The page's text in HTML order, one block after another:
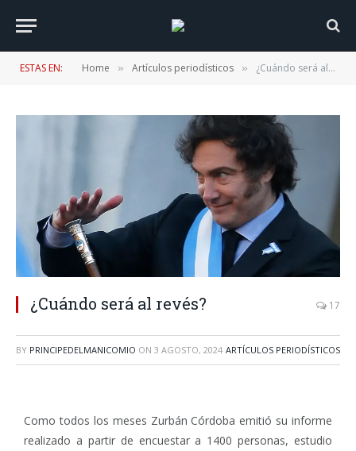
ESTAS EN: Home » Artículos periodísticos » ¿Cuándo será al revés?
¿Cuándo será al revés? 17
BY PRINCIPEDELMANICOMIO ON 3 AGOSTO, 2024 ARTÍCULOS PERIODÍSTICOS
Como todos los meses Zurbán Córdoba emitió su informe
realizado a partir de encuestar a 1400 personas, estudio